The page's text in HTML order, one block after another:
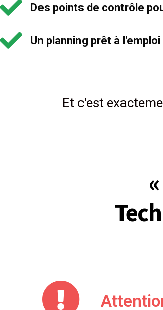
Des points de contrôle
Un planning prêt à
Et c'est